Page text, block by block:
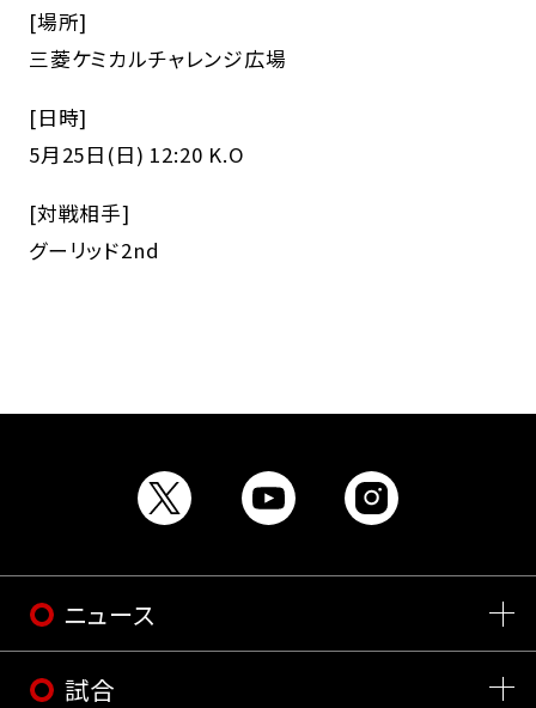
[場所]
三菱ケミカルチャレンジ広場
[日時]
5月25日(日) 12:20 K.O
[対戦相手]
グーリッド2nd
ニュース
試合